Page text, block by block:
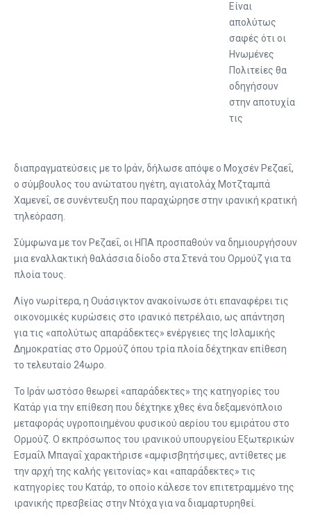
Είναι
απολύτως
σαφές ότι οι
Ηνωμένες
Πολιτείες θα
οδηγήσουν
στην αποτυχία
τις
διαπραγματεύσεις με το Ιράν, δήλωσε απόψε ο Μοχσέν Ρεζαεΐ,
ο σύμβουλος του ανώτατου ηγέτη, αγιατολάχ Μοτζταμπά
Χαμενεΐ, σε συνέντευξη που παραχώρησε στην ιρανική κρατική
τηλεόραση.
Σύμφωνα με τον Ρεζαεΐ, οι ΗΠΑ προσπαθούν να δημιουργήσουν
μια εναλλακτική θαλάσσια δίοδο στα Στενά του Ορμούζ για τα
πλοία τους.
Λίγο νωρίτερα, η Ουάσιγκτον ανακοίνωσε ότι επαναφέρει τις
οικονομικές κυρώσεις στο ιρανικό πετρέλαιο, ως απάντηση
για τις «απολύτως απαράδεκτες» ενέργειες της Ισλαμικής
Δημοκρατίας στο Ορμούζ όπου τρία πλοία δέχτηκαν επίθεση
το τελευταίο 24ωρο.
Το Ιράν ωστόσο θεωρεί «απαράδεκτες» της κατηγορίες του
Κατάρ για την επίθεση που δέχτηκε χθες ένα δεξαμενόπλοιο
μεταφοράς υγροποιημένου φυσικού αερίου του εμιράτου στο
Ορμούζ. Ο εκπρόσωπος του ιρανικού υπουργείου Εξωτερικών
Εσμαΐλ Μπαγαΐ χαρακτήρισε «αμφισβητήσιμες, αντίθετες με
την αρχή της καλής γειτονίας» και «απαράδεκτες» τις
κατηγορίες του Κατάρ, το οποίο κάλεσε τον επιτετραμμένο της
ιρανικής πρεσβείας στην Ντόχα για να διαμαρτυρηθεί.